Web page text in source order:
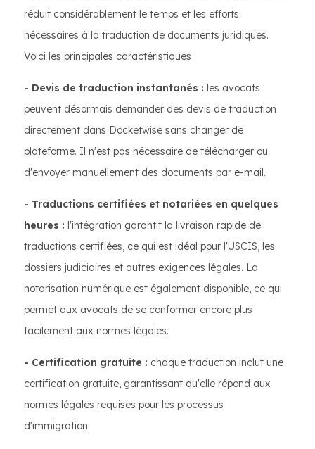
réduit considérablement le temps et les efforts
nécessaires à la traduction de documents juridiques.
Voici les principales caractéristiques :
- Devis de traduction instantanés : les avocats
peuvent désormais demander des devis de traduction
directement dans Docketwise sans changer de
plateforme. Il n'est pas nécessaire de télécharger ou
d'envoyer manuellement des documents par e-mail.
- Traductions certifiées et notariées en quelques
heures : l'intégration garantit la livraison rapide de
traductions certifiées, ce qui est idéal pour l'USCIS, les
dossiers judiciaires et autres exigences légales. La
notarisation numérique est également disponible, ce qui
permet aux avocats de se conformer encore plus
facilement aux normes légales.
- Certification gratuite : chaque traduction inclut une
certification gratuite, garantissant qu'elle répond aux
normes légales requises pour les processus
d'immigration.